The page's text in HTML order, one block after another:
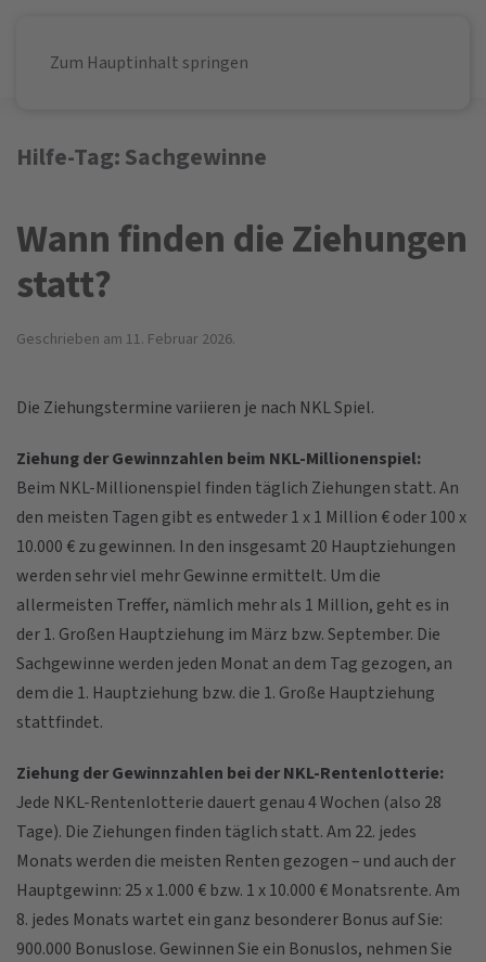
Zum Hauptinhalt springen
Hilfe-Tag:Sachgewinne
Wann finden die Ziehungen
statt?
Geschrieben am 11. Februar 2026.
Die Ziehungstermine variieren je nach NKL Spiel.
Ziehung der Gewinnzahlen beim NKL-Millionenspiel:
Beim NKL-Millionenspiel finden täglich Ziehungen statt. An
den meisten Tagen gibt es entweder 1 x 1 Million € oder 100 x
10.000 € zu gewinnen. In den insgesamt 20 Hauptziehungen
werden sehr viel mehr Gewinne ermittelt. Um die
allermeisten Treffer, nämlich mehr als 1 Million, geht es in
der 1. Großen Hauptziehung im März bzw. September. Die
Sachgewinne werden jeden Monat an dem Tag gezogen, an
dem die 1. Hauptziehung bzw. die 1. Große Hauptziehung
stattfindet.
Ziehung der Gewinnzahlen bei der NKL-Rentenlotterie:
Jede NKL-Rentenlotterie dauert genau 4 Wochen (also 28
Tage). Die Ziehungen finden täglich statt. Am 22. jedes
Monats werden die meisten Renten gezogen – und auch der
Hauptgewinn: 25 x 1.000 € bzw. 1 x 10.000 € Monatsrente. Am
8. jedes Monats wartet ein ganz besonderer Bonus auf Sie:
900.000 Bonuslose. Gewinnen Sie ein Bonuslos, nehmen Sie